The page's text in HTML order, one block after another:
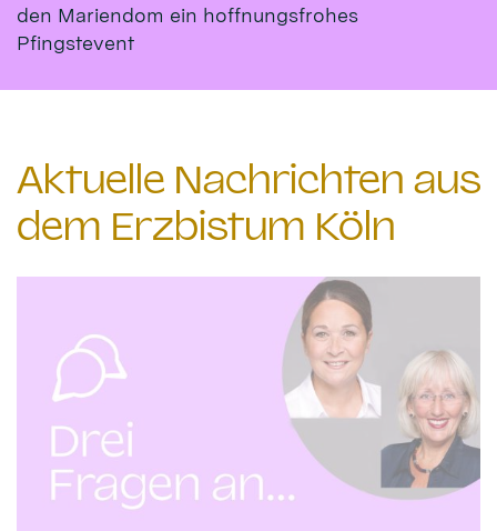
den Mariendom ein hoffnungsfrohes
Pfingstevent
Aktuelle Nachrichten aus
dem Erzbistum Köln